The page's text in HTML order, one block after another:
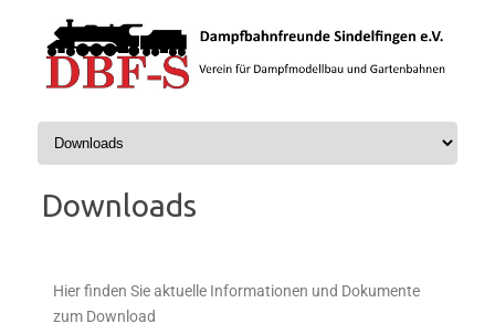
Zum Inhalt springen
Downloads
Hier finden Sie aktuelle Informationen und Dokumente
zum Download